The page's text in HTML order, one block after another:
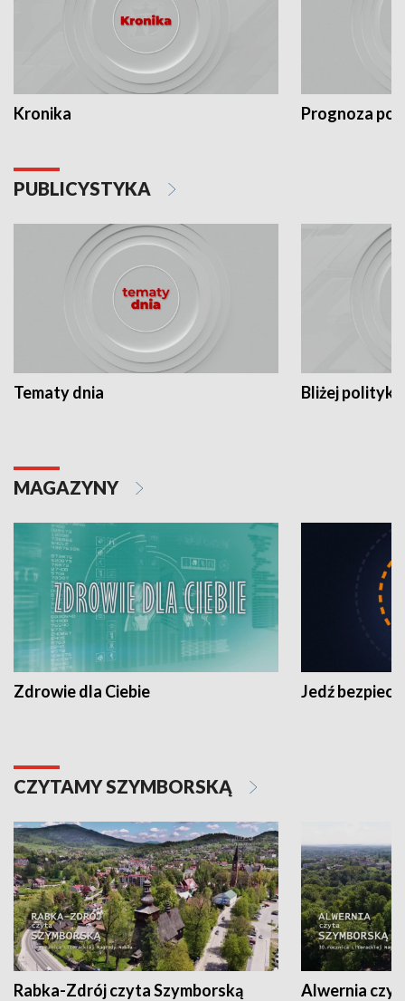
Kronika Prognoza
PUBLICYSTYKA
Tematy dnia Bliżej polityki
MAGAZYNY
Zdrowie dla Ciebie Jedź
CZYTAMY SZYMBORSKĄ
Rabka-Zdrój czyta Szymborską Alwernia